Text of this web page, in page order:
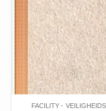
FACILITY